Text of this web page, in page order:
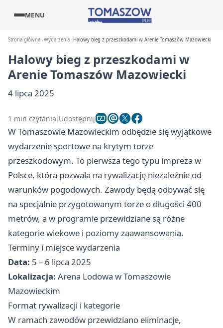
MENU
Strona główna Wydarzenia Halowy bieg z przeszkodami w Arenie Tomaszów Mazowiecki
Halowy bieg z przeszkodami w
Arenie Tomaszów Mazowiecki
4 lipca 2025
1 min czytania Udostępnij
W Tomaszowie Mazowieckim odbędzie się wyjątkowe
wydarzenie sportowe na krytym torze
przeszkodowym. To pierwsza tego typu impreza w
Polsce, która pozwala na rywalizację niezależnie od
warunków pogodowych. Zawody będą odbywać się
na specjalnie przygotowanym torze o długości 400
metrów, a w programie przewidziane są różne
kategorie wiekowe i poziomy zaawansowania.
Terminy i miejsce wydarzenia
Data: 5 – 6 lipca 2025
Lokalizacja: Arena Lodowa w Tomaszowie
Mazowieckim
Format rywalizacji i kategorie
W ramach zawodów przewidziano eliminacje,